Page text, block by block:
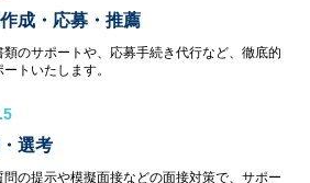
成・応募・推薦
類のサポートや、応募手続き代行など、徹底的
ートいたします。
選考
問の提示や模擬面接などの面接対策で、サポー